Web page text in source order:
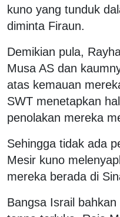
kuno yang tunduk
diminta Firaun.
Demikian pula,
Musa AS dan
atas kemauan
SWT menetapkan
penolakan mereka
Sehingga tidak ada
Mesir kuno
mereka berada di
Bangsa Israil